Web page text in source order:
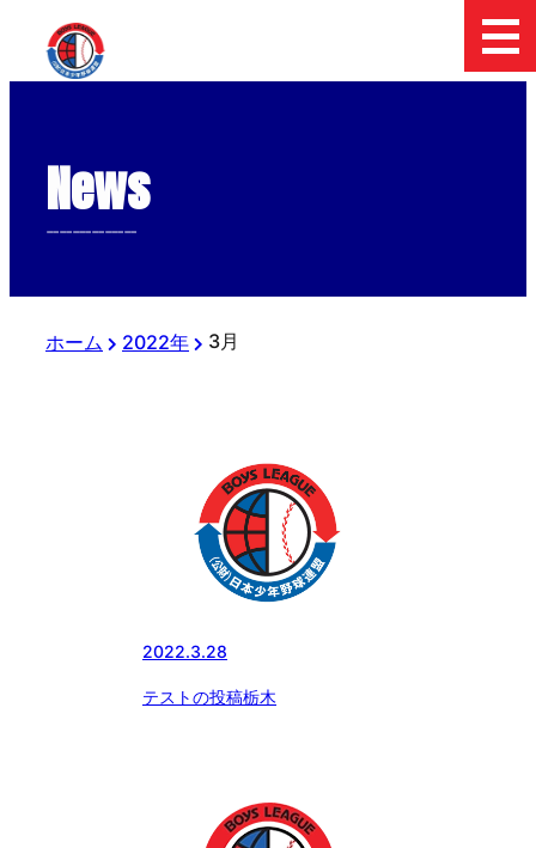
News
--------------
ホーム 2022年 3月
2022.3.28
テストの投稿栃木